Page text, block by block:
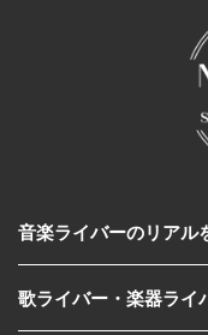
音楽ライバーのリアル
歌ライバー・楽器ライ